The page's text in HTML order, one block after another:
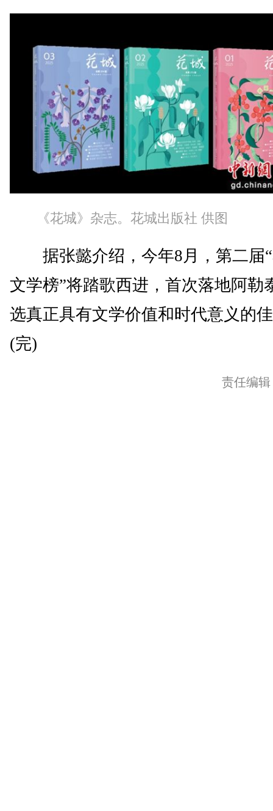
《花城》杂志。花城出版社 供图
据张懿介绍，今年8月，第二届
文学榜”将踏歌西进，首次落地阿勒
选真正具有文学价值和时代意义的
(完)
责任编